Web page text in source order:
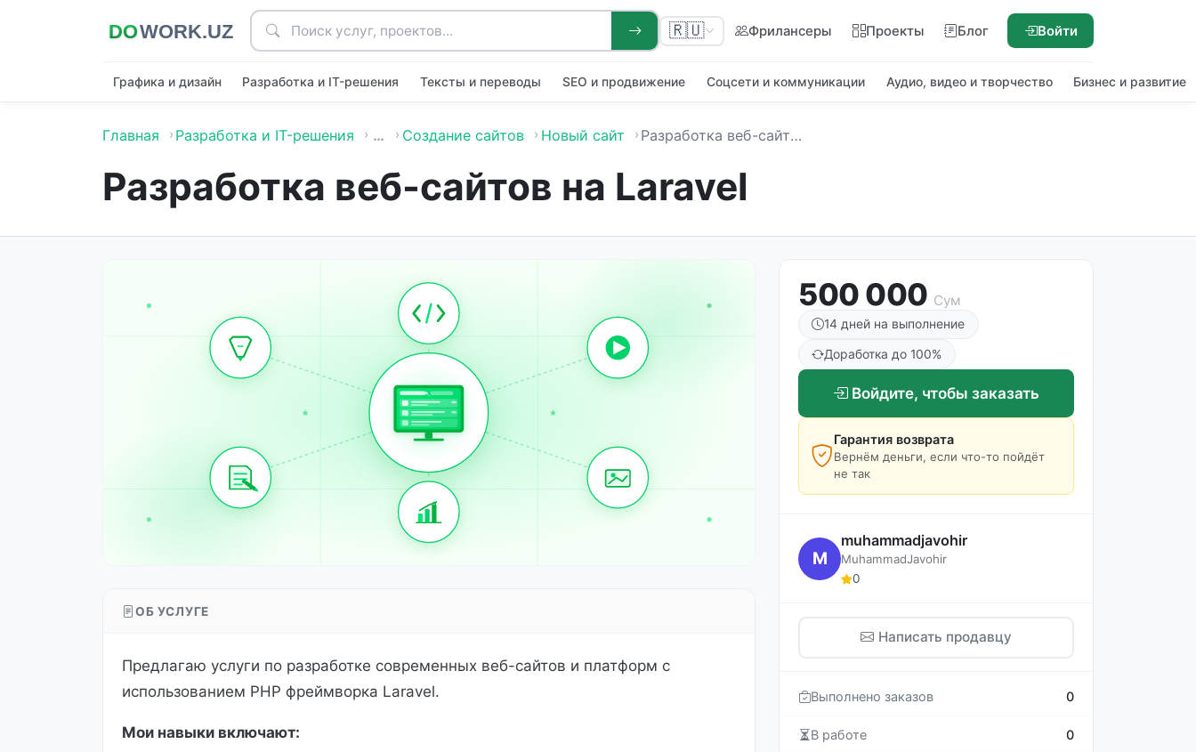
🇷🇺 Фрилансеры Проекты Блог Войти
Графика и дизайн Разработка и IT-решения Тексты и переводы SEO и продвижение Соцсети и коммуникации Аудио, видео и творчество Бизнес и развитие
Главная Разработка и IT-решения … Создание сайтов Новый сайт Разработка веб-сайтов на Laravel
Разработка веб-сайтов на Laravel
ОБ УСЛУГЕ
Предлагаю услуги по разработке современных веб-сайтов и платформ с
использованием PHP фреймворка Laravel.
Мои навыки включают:
500 000 Сум
14 дней на выполнение
Доработка до 100%
Войдите, чтобы заказать
Гарантия возврата
Вернём деньги, если что-то пойдёт
не так
M
muhammadjavohir
MuhammadJavohir
0
Написать продавцу
Выполнено заказов 0
В работе 0